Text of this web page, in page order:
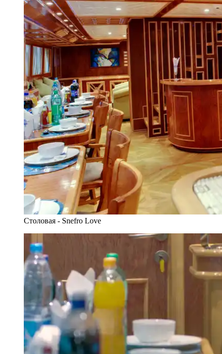
Столовая - Snefro Love